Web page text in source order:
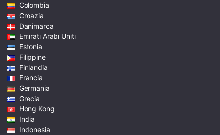
Colombia
Croazia
Danimarca
Emirati Arabi Uniti
Estonia
Filippine
Finlandia
Francia
Germania
Grecia
Hong Kong
India
Indonesia